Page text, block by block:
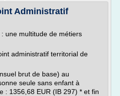
Administratif
une multitude de métiers
administratif territorial de
brut de base) au
seule sans enfant à
: 1356,68 EUR (IB 297) * et fin